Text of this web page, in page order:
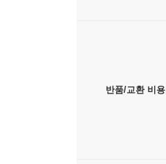
반품/교환 비용